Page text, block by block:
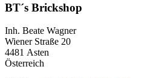
BT´s Brickshop
Inh. Beate Wagner
Wiener Straße 20
4481 Asten
Österreich